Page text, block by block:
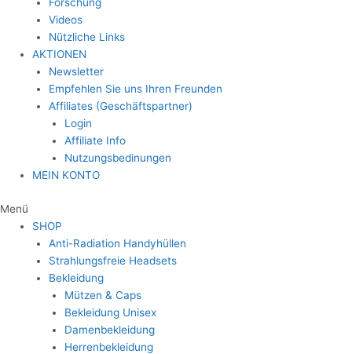
Forschung
Videos
Nützliche Links
AKTIONEN
Newsletter
Empfehlen Sie uns Ihren Freunden
Affiliates (Geschäftspartner)
Login
Affiliate Info
Nutzungsbedinungen
MEIN KONTO
Menü
SHOP
Anti-Radiation Handyhüllen
Strahlungsfreie Headsets
Bekleidung
Mützen & Caps
Bekleidung Unisex
Damenbekleidung
Herrenbekleidung